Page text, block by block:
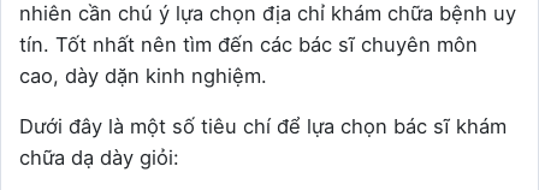
nhiên cần chú ý lựa chọn địa chỉ khám chữa bệnh uy
tín. Tốt nhất nên tìm đến các bác sĩ chuyên môn
cao, dày dặn kinh nghiệm.
Dưới đây là một số tiêu chí để lựa chọn bác sĩ khám
chữa dạ dày giỏi: